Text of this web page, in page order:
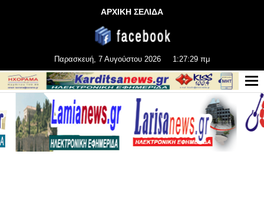
ΑΡΧΙΚΗ ΣΕΛΙΔΑ
Παρασκευή, 7 Αυγούστου 2026 1:27:29 πμ